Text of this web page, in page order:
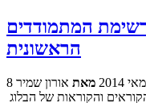
אופיר 2014: רשימת המתמודדים
הראשונית
2014 מאת אורון שמיר